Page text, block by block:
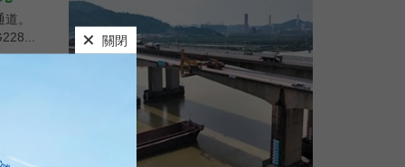
。